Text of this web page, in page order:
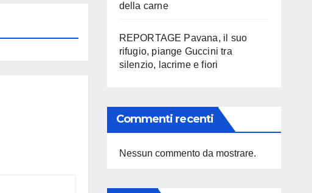
della carne
REPORTAGE Pavana, il suo
rifugio, piange Guccini tra
silenzio, lacrime e fiori
Commenti recenti
Nessun commento da mostrare.